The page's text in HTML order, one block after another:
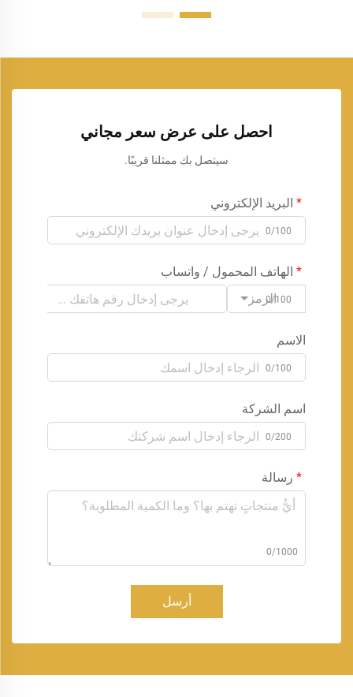
احصل على عرض سعر مجاني
سيتصل بك ممثلنا قريبًا.
البريد الإلكتروني
0/100
الهاتف المحمول / واتساب
الرمز0/100
الاسم
0/100
اسم الشركة
0/200
رسالة
0/1000
أرسل